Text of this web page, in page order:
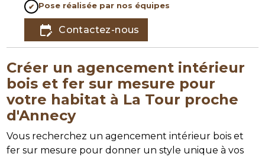
Pose réalisée par nos équipes
edit_calendar Contactez-nous
Créer un agencement intérieur
bois et fer sur mesure pour
votre habitat à La Tour proche
d'Annecy
Vous recherchez un agencement intérieur bois et
fer sur mesure pour donner un style unique à vos